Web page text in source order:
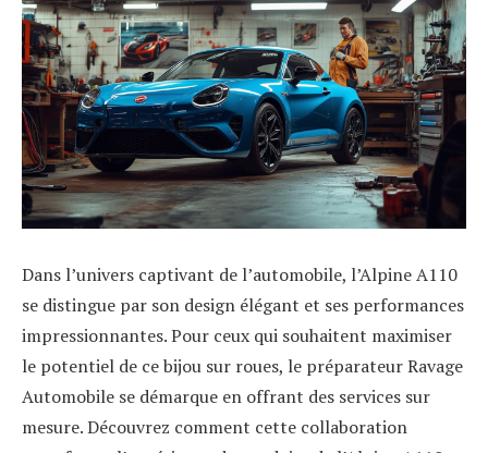
Dans l’univers captivant de l’automobile, l’Alpine A110
se distingue par son design élégant et ses performances
impressionnantes. Pour ceux qui souhaitent maximiser
le potentiel de ce bijou sur roues, le préparateur Ravage
Automobile se démarque en offrant des services sur
mesure. Découvrez comment cette collaboration